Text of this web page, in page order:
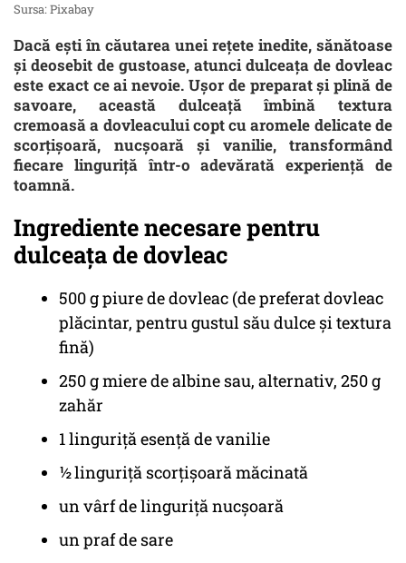
Sursa: Pixabay
Dacă ești în căutarea unei rețete inedite, sănătoase
și deosebit de gustoase, atunci dulceața de dovleac
este exact ce ai nevoie. Ușor de preparat și plină de
savoare, această dulceață îmbină textura
cremoasă a dovleacului copt cu aromele delicate de
scorțișoară, nucșoară și vanilie, transformând
fiecare linguriță într-o adevărată experiență de
toamnă.
Ingrediente necesare pentru
dulceața de dovleac
500 g piure de dovleac (de preferat dovleac
plăcintar, pentru gustul său dulce și textura
fină)
250 g miere de albine sau, alternativ, 250 g
zahăr
1 linguriță esență de vanilie
½ linguriță scorțișoară măcinată
un vârf de linguriță nucșoară
un praf de sare